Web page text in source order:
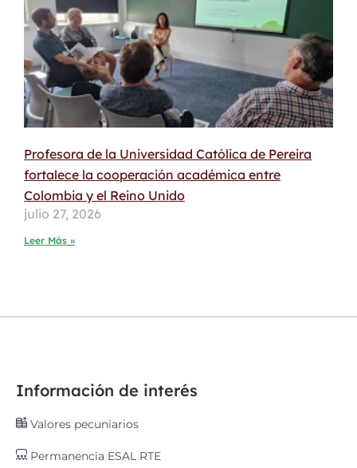
Profesora de la Universidad Católica de Pereira
fortalece la cooperación académica entre
Colombia y el Reino Unido
julio 27, 2026
Leer Más »
Información de interés
Valores pecuniarios
Permanencia ESAL RTE